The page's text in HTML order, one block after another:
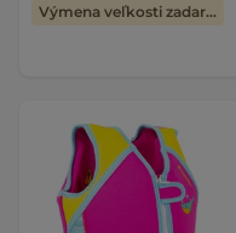
Výmena veľkosti zadarmo